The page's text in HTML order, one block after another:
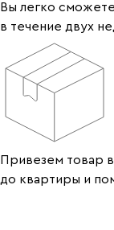
Вы легко
в течение двух
Привезем товар
до квартиры и